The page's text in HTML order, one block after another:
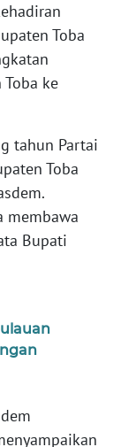
Toba
ke
tahun Partai
Toba
membawa
Bupati